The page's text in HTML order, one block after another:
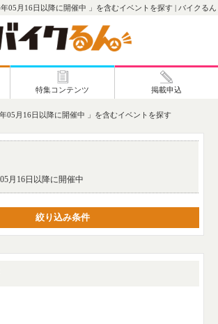
年05月16日以降に開催中 」を含むイベントを探す | バイクるん
05月16日以降に開催中 」を含むイベントを探す
月16日以降に開催中
絞り込み条件